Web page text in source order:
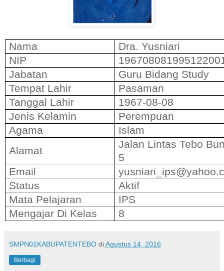
Nama
Dra. Yusniari
NIP
Jabatan
Guru Bidang Study
Tempat Lahir
Pasaman
Tanggal Lahir
1967-08-08
Jenis Kelamin
Perempuan
Agama
Islam
Alamat
Jalan Lintas Tebo
5
Email
Status
Aktif
Mata Pelajaran
IPS
Mengajar Di Kelas
8
SMPN01KABUPATENTEBO diAgustus 14, 2016
Berbagi